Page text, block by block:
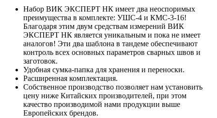
Набор ВИК ЭКСПЕРТ НК имеет два неоспоримых
преимущества в комплекте: УШС-4 и КМС-3-16!
Благодаря этим двум средствам измерений ВИК
ЭКСПЕРТ НК является уникальным и пока не имеет
аналогов! Эти два шаблона в тандеме обеспечивают
контроль всех основных параметров сварных швов и
заготовок.
Удобная сумка-папка для хранения и переноски.
Расширенная комплектация.
Собственное производство позволяет нам установить
цену ниже Китайских производителей, при этом
качество производимой нами продукции выше
Европейских брендов.